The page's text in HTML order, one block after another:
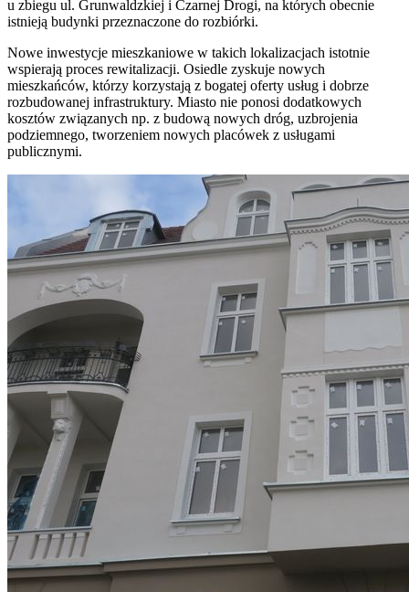
u zbiegu ul. Grunwaldzkiej i Czarnej Drogi, na których obecnie
istnieją budynki przeznaczone do rozbiórki.
Nowe inwestycje mieszkaniowe w takich lokalizacjach istotnie
wspierają proces rewitalizacji. Osiedle zyskuje nowych
mieszkańców, którzy korzystają z bogatej oferty usług i dobrze
rozbudowanej infrastruktury. Miasto nie ponosi dodatkowych
kosztów związanych np. z budową nowych dróg, uzbrojenia
podziemnego, tworzeniem nowych placówek z usługami
publicznymi.